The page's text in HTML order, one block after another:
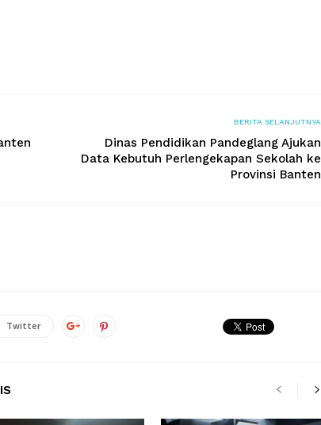
BERITA SELANJUTNYA
Dinas Pendidikan Pandeglang Ajukan
Data Kebutuh Perlengekapan Sekolah ke
Provinsi Banten
Twitter